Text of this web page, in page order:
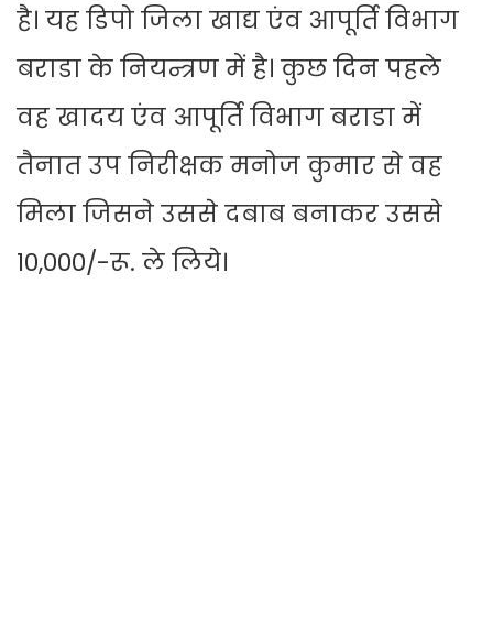
है। यह डिपो जिला खाद्य एंव आपूर्ति विभाग
बराडा के नियन्त्रण में है। कुछ दिन पहले
वह खादय एंव आपूर्ति विभाग बराडा में
तैनात उप निरीक्षक मनोज कुमार से वह
मिला जिसने उससे दबाब बनाकर उससे
10,000/-रू. ले लिये।